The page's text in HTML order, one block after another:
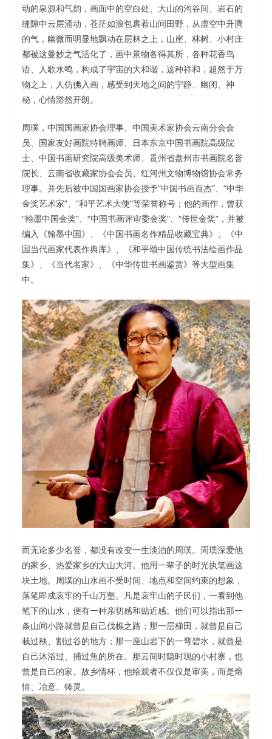
动的泉源和气韵，画面中的空白处、大山的沟谷间、岩石的
缝隙中云层涌动，苍茫如浪包裹着山间田野，从虚空中升腾
的气，幽微而明显地飘动在层林之上，山崖、林树、小村庄
都被这曼妙之气活化了，画中景物各得其所，各种花香鸟
语、人歌水鸣，构成了宇宙的大和谐，这种祥和，超然于万
物之上，人仿佛入画，感受到天地之间的宁静、幽闭、神
秘，心情豁然开朗。
周璞，中国国画家协会理事、中国美术家协会云南分会会
员、国家友好画院特聘画师、日本东京中国书画院高级院
士、中国书画研究院高级美术师、贵州省盘州市书画院名誉
院长、云南省收藏家协会会员、红河州文物博物馆协会常务
理事。并先后被中国国画家协会授予“中国书画百杰”、“中华
金奖艺术家”、“和平艺术大使”等荣誉称号；他的画作，曾获
“翰墨中国金奖”、“中国书画评审委金奖”、“传世金奖”，并被
编入《翰墨中国》、《中国书画名作精品收藏宝典》、《中
国当代画家代表作典库》、《和平颂中国传统书法绘画作品
集》、《当代名家》、《中华传世书画鉴赏》等大型画集
中。
而无论多少名誉，都没有改变一生淡泊的周璞。周璞深爱他
的家乡、热爱家乡的大山大河。他用一辈子的时光执笔画这
块土地。周璞的山水画不受时间、地点和空间约束的想象，
落笔即成哀牢的千山万壑。凡是哀牢山的子民们，一看到他
笔下的山水，便有一种亲切感和贴近感。他们可以指出那一
条山间小路就曾是自己伐樵之路；那一层梯田，就曾是自己
栽过秧、割过谷的地方；那一座山岩下的一弯碧水，就曾是
自己沐浴过、捕过魚的所在。那云间时隐时现的小村寨，也
曾是自己的家。故乡情杯，他给观者不仅仅是审美，而是熔
情、冶意、铸灵。